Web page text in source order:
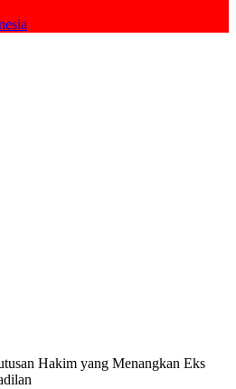
Hakim yang Menangkan Eks